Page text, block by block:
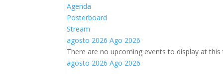
Agenda
Posterboard
Stream
agosto 2026 Ago 2026
There are no upcoming events to display at this
agosto 2026 Ago 2026